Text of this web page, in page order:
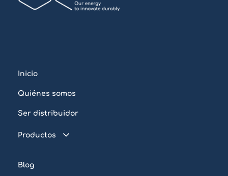
Inicio
Quiénes somos
Ser distribuidor
Productos
Blog